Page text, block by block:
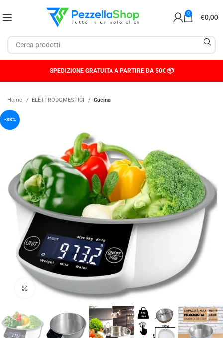
0 €0,00
SPEDIZIONE GRATUITA A PARTIRE DA 50€ 📦
Home ELETTRODOMESTICI Cucina
-38%
Clicca per ingrandire